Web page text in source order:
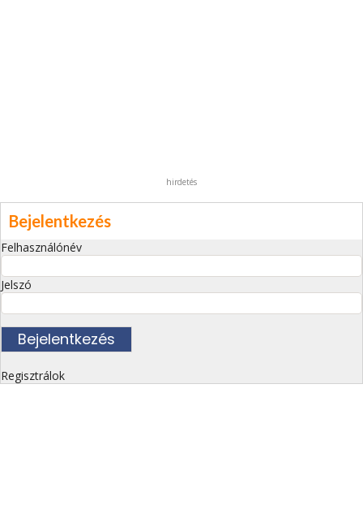
hirdetés
Bejelentkezés
Felhasználónév
Jelszó
Regisztrálok